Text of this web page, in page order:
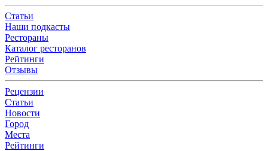
Статьи
Наши подкасты
Рестораны
Каталог ресторанов
Рейтинги
Отзывы
Рецензии
Статьи
Новости
Город
Места
Рейтинги